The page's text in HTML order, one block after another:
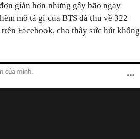
giản hơn nhưng gây bão ngay
mô tả gì của BTS đã thu về 322
Facebook, cho thấy sức hút khổng